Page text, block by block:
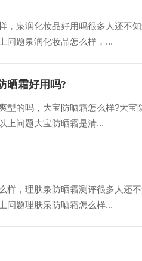
泉润化妆品好用吗很多人还不
问题泉润化妆品怎么样，...
晒霜好用吗?
的吗，大宝防晒霜怎么样?大宝
上问题大宝防晒霜是清...
，理肤泉防晒霜测评很多人还
问题理肤泉防晒霜怎么样...